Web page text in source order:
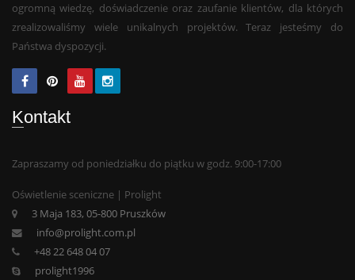
ogromną wiedzę, doświadczenie oraz zaufanie klientów, dla których
zrealizowaliśmy wiele unikalnych projektów. Teraz jesteśmy do
Państwa dyspozycji.
Kontakt
Zapraszamy od poniedziałku do piątku w godz. 9:00-17:00
Oświetlenie sceniczne | Prolight
3 Maja 183, 05-800 Pruszków
info@prolight.com.pl
+48 22 648 04 07
prolight1996